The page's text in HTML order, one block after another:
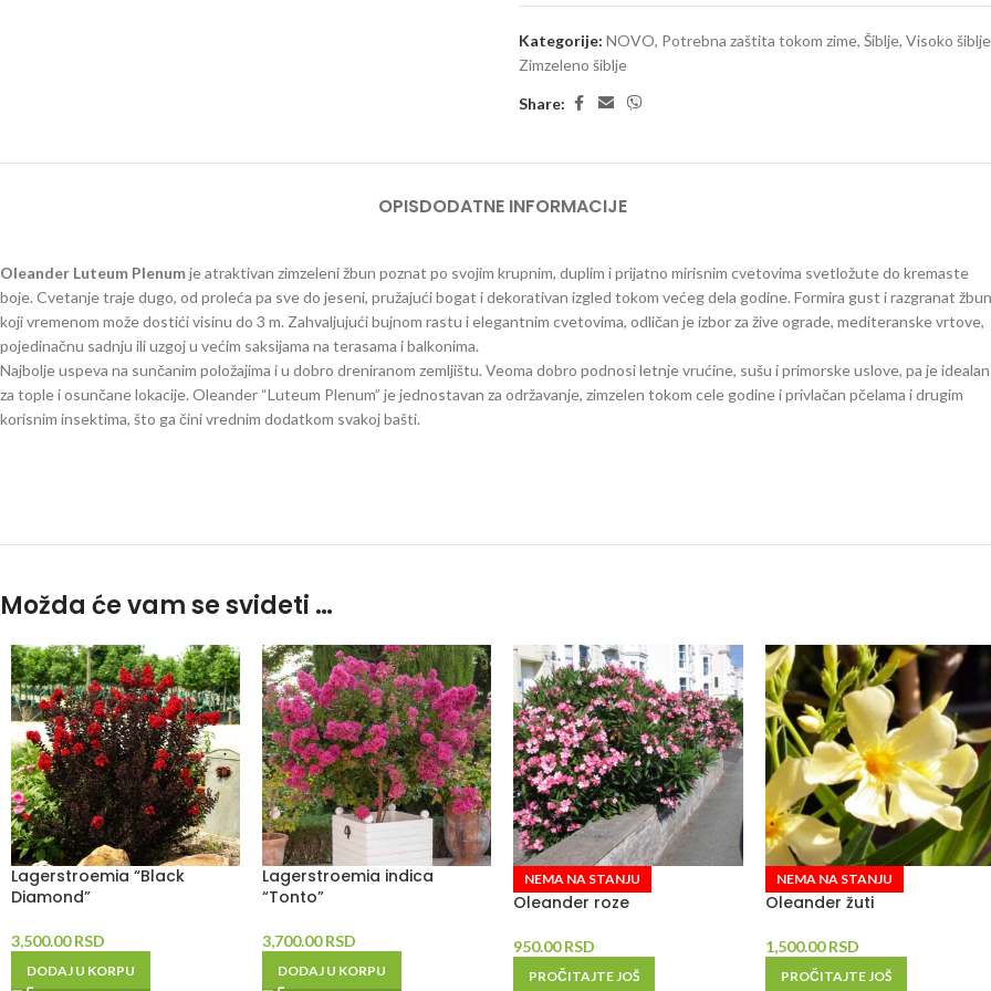
Kategorije: NOVO, Potrebna zaštita tokom zime, Šiblje, Visoko šiblje
Zimzeleno šiblje
Share:
OPISDODATNE INFORMACIJE
Oleander Luteum Plenumje atraktivan zimzeleni žbun poznat po svojim krupnim, duplim i prijatno mirisnim cvetovima svetložute do kremaste
boje. Cvetanje traje dugo, od proleća pa sve do jeseni, pružajući bogat i dekorativan izgled tokom većeg dela godine. Formira gust i razgranat žbun
koji vremenom može dostići visinu do 3 m. Zahvaljujući bujnom rastu i elegantnim cvetovima, odličan je izbor za žive ograde, mediteranske vrtove,
pojedinačnu sadnju ili uzgoj u većim saksijama na terasama i balkonima.
Najbolje uspeva na sunčanim položajima i u dobro dreniranom zemljištu. Veoma dobro podnosi letnje vrućine, sušu i primorske uslove, pa je idealan
za tople i osunčane lokacije. Oleander “Luteum Plenum” je jednostavan za održavanje, zimzelen tokom cele godine i privlačan pčelama i drugim
korisnim insektima, što ga čini vrednim dodatkom svakoj bašti.
Možda će vam se svideti …
Lagerstroemia “Black
Diamond”
3,500.00RSD
DODAJ U KORPU
Lagerstroemia indica
“Tonto”
3,700.00RSD
DODAJ U KORPU
NEMA NA STANJU
Oleander roze
950.00RSD
PROČITAJTE JOŠ
NEMA NA STANJU
Oleander žuti
1,500.00RSD
PROČITAJTE JOŠ